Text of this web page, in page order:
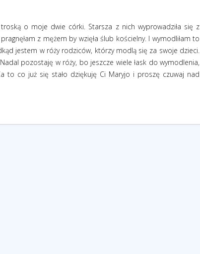
o moje dwie córki. Starsza z nich wyprowadziła się z
z mężem by wzięła ślub kościelny. I wymodliłam to
jestem w róży rodziców, którzy modlą się za swoje dzieci.
pozostaję w róży, bo jeszcze wiele łask do wymodlenia,
to co już się stało dziękuję Ci Maryjo i proszę czuwaj nad